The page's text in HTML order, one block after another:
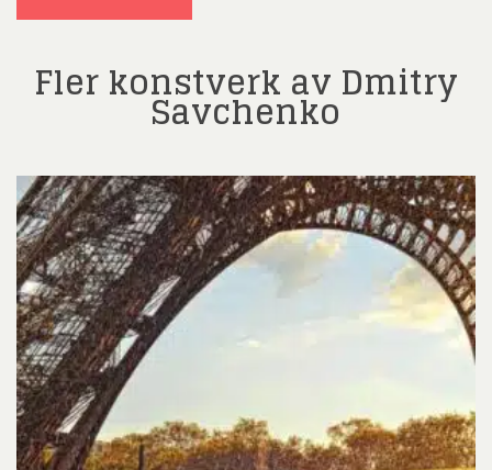
Fler konstverk av Dmitry
Savchenko